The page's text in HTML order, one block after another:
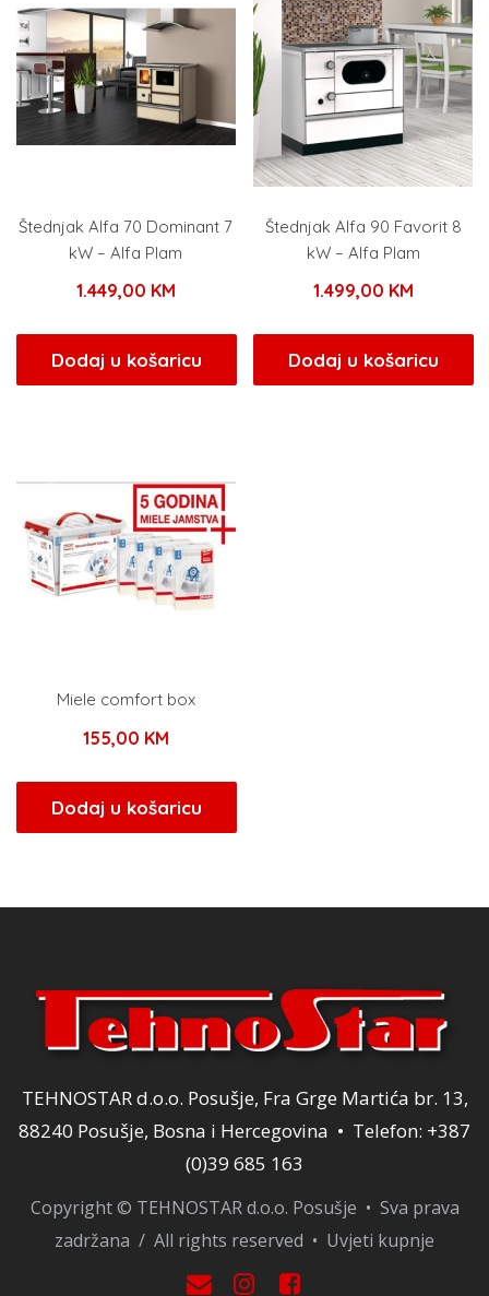
Štednjak Alfa 70 Dominant 7
kW – Alfa Plam
1.449,00 KM
Dodaj u košaricu
Štednjak Alfa 90 Favorit 8
kW – Alfa Plam
1.499,00 KM
Dodaj u košaricu
Miele comfort box
155,00 KM
Dodaj u košaricu
TEHNOSTAR d.o.o. Posušje, Fra Grge Martića br. 13,
88240 Posušje, Bosna i Hercegovina • Telefon: +387
(0)39 685 163
Copyright © TEHNOSTAR d.o.o. Posušje • Sva prava
zadržana / All rights reserved • Uvjeti kupnje